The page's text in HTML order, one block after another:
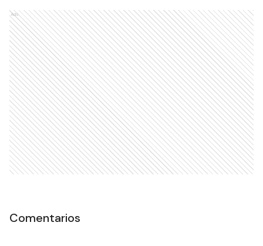
Ads
Comentarios